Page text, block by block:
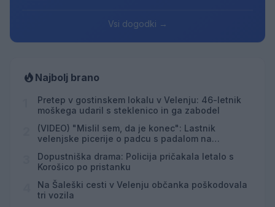
Vsi dogodki →
Najbolj brano
Pretep v gostinskem lokalu v Velenju: 46-letnik
moškega udaril s steklenico in ga zabodel
(VIDEO) "Mislil sem, da je konec": Lastnik
velenjske picerije o padcu s padalom na
Dopustniška drama: Policija pričakala letalo s
Korošico po pristanku
Na Šaleški cesti v Velenju občanka poškodovala
tri vozila